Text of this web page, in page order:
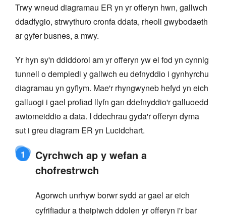
Trwy wneud diagramau ER yn yr offeryn hwn, gallwch
ddadfygio, strwythuro cronfa ddata, rheoli gwybodaeth
ar gyfer busnes, a mwy.
Yr hyn sy'n ddiddorol am yr offeryn yw ei fod yn cynnig
tunnell o dempledi y gallwch eu defnyddio i gynhyrchu
diagramau yn gyflym. Mae'r rhyngwyneb hefyd yn eich
galluogi i gael profiad llyfn gan ddefnyddio'r galluoedd
awtomeiddio a data. I ddechrau gyda'r offeryn dyma
sut i greu diagram ER yn Lucidchart.
1
Cyrchwch ap y wefan a
chofrestrwch
Agorwch unrhyw borwr sydd ar gael ar eich
cyfrifiadur a theipiwch ddolen yr offeryn i'r bar